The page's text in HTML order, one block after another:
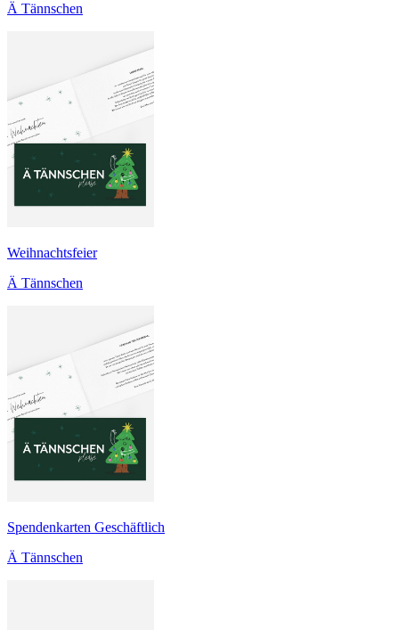
Ä Tännschen
Weihnachtsfeier
Ä Tännschen
Spendenkarten Geschäftlich
Ä Tännschen